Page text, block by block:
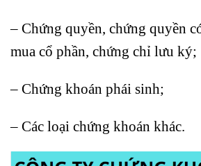
– Chứng quyền, chứng quyền
mua cổ phần, chứng chỉ lưu ký;
– Chứng khoán phái sinh;
– Các loại chứng khoán khác.